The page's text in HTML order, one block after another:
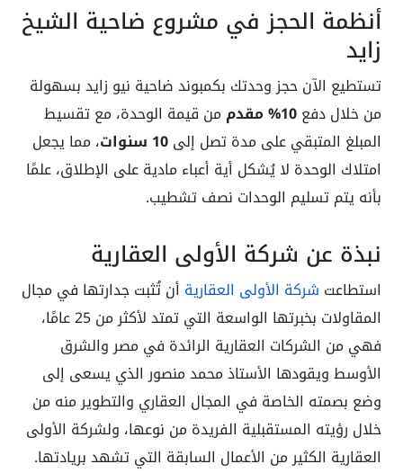
أنظمة الحجز في مشروع ضاحية الشيخ
زايد
تستطيع الآن حجز وحدتك بكمبوند ضاحية نيو زايد بسهولة
من خلال دفع10% مقدم
من قيمة الوحدة، مع تقسيط
المبلغ المتبقي على مدة تصل إلى10 سنوات
، مما يجعل
امتلاك الوحدة لا يُشكل أية أعباء مادية على الإطلاق، علمًا
بأنه يتم تسليم الوحدات نصف تشطيب.
نبذة عن شركة الأولى العقارية
استطاعت شركة الأولى العقارية أن تُثبت جدارتها في مجال
المقاولات بخبرتها الواسعة التي تمتد لأكثر من 25 عامًا،
فهي من الشركات العقارية الرائدة في مصر والشرق
الأوسط ويقودها الأستاذ محمد منصور الذي يسعى إلى
وضع بصمته الخاصة في المجال العقاري والتطوير منه من
خلال رؤيته المستقبلية الفريدة من نوعها، ولشركة الأولى
العقارية الكثير من الأعمال السابقة التي تشهد بريادتها.